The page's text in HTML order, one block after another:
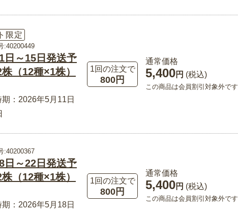
限定
:40200449
日～15日発送予
（12種×1株）
：2026年5月11日
1回の注文で
800円
通常価格
5,400円 (税込)
この商品は会員割引対象外です
:40200367
日～22日発送予
（12種×1株）
：2026年5月18日
1回の注文で
800円
通常価格
5,400円 (税込)
この商品は会員割引対象外です